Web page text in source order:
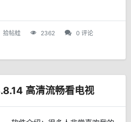
件。它由Xhofe开发并维护，通
常用于个人或小型团队快速部署
拾帖蛙 2362
0 评论
高清流畅看电视